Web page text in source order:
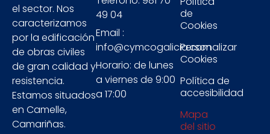
el sector. Nos
caracterizamos
por la edificación
de obras civiles
de gran calidad y
resistencia.
Estamos situados
en Camelle,
Camariñas.
49 04
Email :
info@cymcogalicia.com
Horario: de lunes
a viernes de 9:00
a 17:00
de
Cookies
Personalizar
Cookies
Política de
accesibilidad
Mapa
del sitio